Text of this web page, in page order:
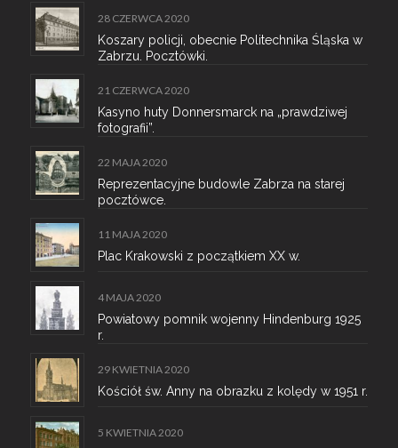
28 CZERWCA 2020
Koszary policji, obecnie Politechnika Śląska w
Zabrzu. Pocztówki.
21 CZERWCA 2020
Kasyno huty Donnersmarck na „prawdziwej
fotografii”.
22 MAJA 2020
Reprezentacyjne budowle Zabrza na starej
pocztówce.
11 MAJA 2020
Plac Krakowski z początkiem XX w.
4 MAJA 2020
Powiatowy pomnik wojenny Hindenburg 1925
r.
29 KWIETNIA 2020
Kościół św. Anny na obrazku z kolędy w 1951 r.
5 KWIETNIA 2020